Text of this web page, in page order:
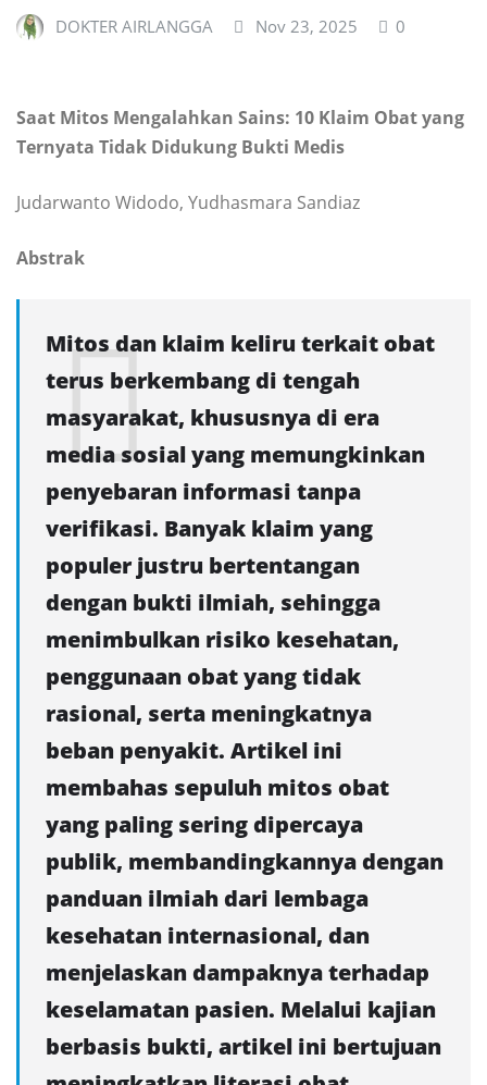
DOKTER AIRLANGGA Nov 23, 2025 0
Saat Mitos Mengalahkan Sains: 10 Klaim Obat yang
Ternyata Tidak Didukung Bukti Medis
Judarwanto Widodo, Yudhasmara Sandiaz
Abstrak
Mitos dan klaim keliru terkait obat
terus berkembang di tengah
masyarakat, khususnya di era
media sosial yang memungkinkan
penyebaran informasi tanpa
verifikasi. Banyak klaim yang
populer justru bertentangan
dengan bukti ilmiah, sehingga
menimbulkan risiko kesehatan,
penggunaan obat yang tidak
rasional, serta meningkatnya
beban penyakit. Artikel ini
membahas sepuluh mitos obat
yang paling sering dipercaya
publik, membandingkannya dengan
panduan ilmiah dari lembaga
kesehatan internasional, dan
menjelaskan dampaknya terhadap
keselamatan pasien. Melalui kajian
berbasis bukti, artikel ini bertujuan